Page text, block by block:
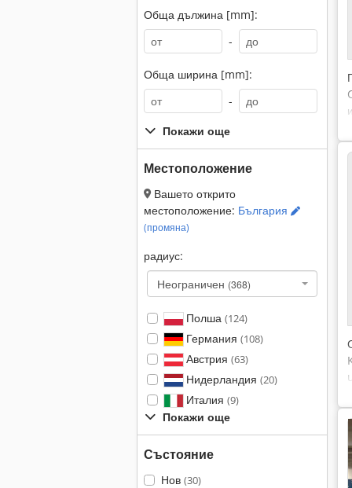
Обща дължина [mm]:
-
Обща ширина [mm]:
-
Покажи още
Местоположение
Вашето открито
местоположение: България
(промяна)
радиус:
Неограничен (368)
Полша (124)
Германия (108)
Австрия (63)
Нидерландия (20)
Италия (9)
Покажи още
Състояние
Нов (30)